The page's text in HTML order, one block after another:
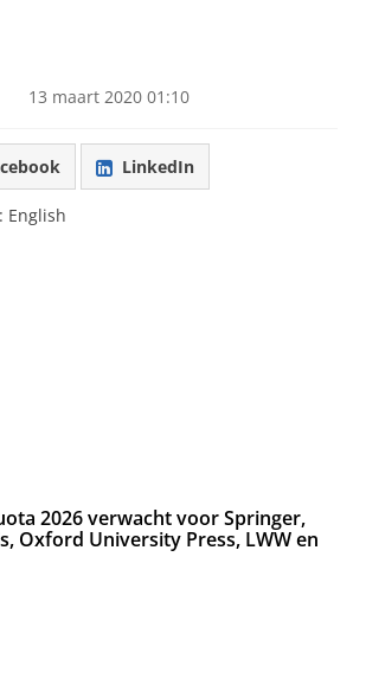
13 maart 2020 01:10
LinkedIn
English
2026 verwacht voor Springer,
Oxford University Press, LWW en